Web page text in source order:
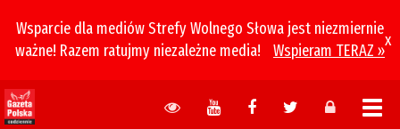
Wsparcie dla mediów Strefy Wolnego Słowa jest niezmiernie
ważne! Razem ratujmy niezależne media!
Wspieram TERAZ »
x